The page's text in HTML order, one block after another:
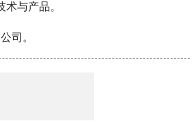
与产品。
司。